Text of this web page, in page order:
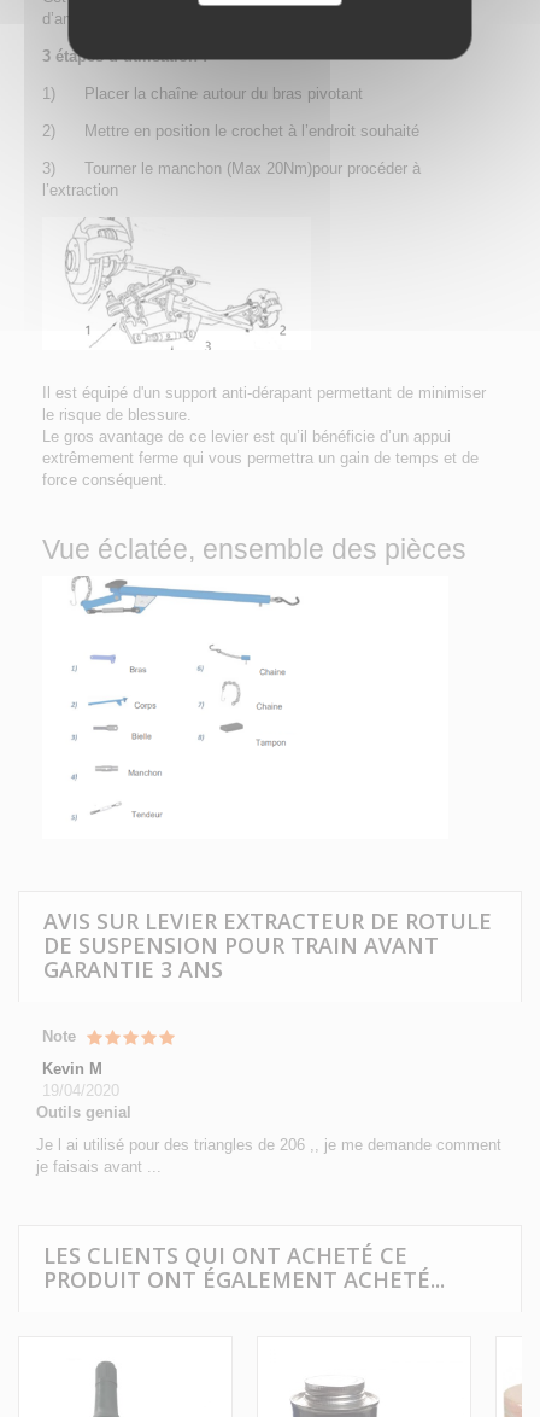
d’amortisseur.
3 étapes d’utilisation :
1) Placer la chaîne autour du bras pivotant
2) Mettre en position le crochet à l’endroit souhaité
3)
Tourner le manchon (Max 20Nm)pour procéder à
l’extraction
Il est équipé d'un support anti-dérapant permettant de minimiser
le risque de blessure.
Le gros avantage de ce levier est qu’il bénéficie d’un appui
extrêmement ferme qui vous permettra un gain de temps et de
force conséquent.
Vue éclatée, ensemble des pièces
AVIS SUR LEVIER EXTRACTEUR DE ROTULE
DE SUSPENSION POUR TRAIN AVANT
GARANTIE 3 ANS
Note
Kevin M
19/04/2020
Outils genial
Je l ai utilisé pour des triangles de 206 ,, je me demande comment
je faisais avant ...
LES CLIENTS QUI ONT ACHETÉ CE
PRODUIT ONT ÉGALEMENT ACHETÉ...